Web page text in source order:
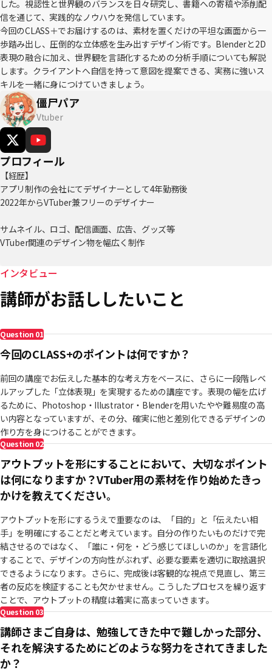
した。視認性と世界観のバランスを日々研究し、書籍への寄稿や添削配
信を通じて、実践的なノウハウを発信しています。
今回のCLASS＋でお届けするのは、素材を置くだけの平坦な画面から一
歩踏み出し、圧倒的な立体感を生み出すデザイン術です。Blenderと2D
表現の融合に加え、世界観を言語化するための分析手順についても解説
します。クライアントへ自信を持って意図を提案できる、実務に強いス
キルを一緒に身につけていきましょう。
僵尸パア
Vtuber
プロフィール
【経歴】
アプリ制作の会社にてデザイナーとして4年勤務後
2022年からVTuber兼フリーのデザイナー
サムネイル、ロゴ、配信画面、広告、グッズ等
VTuber関連のデザイン物を幅広く制作
【お取引実績企業様】
あ/ミリプロ
ゆにれいど!/すぺしゃりて/のりプロ/RK Music/Sony Music VEE など
インタビュー
講師がお話ししたいこと
Question 01
今回のCLASS+のポイントは何ですか？
前回の講座でお伝えした基本的な考え方をベースに、さらに一段階レベ
ルアップした「立体表現」を実現するための講座です。表現の幅を広げ
るために、Photoshop・Illustrator・Blenderを用いたやや難易度の高
い内容となっていますが、その分、確実に他と差別化できるデザインの
作り方を身につけることができます。
Question 02
アウトプットを形にすることにおいて、大切なポイント
は何になりますか？VTuber用の素材を作り始めたきっ
かけを教えてください。
アウトプットを形にするうえで重要なのは、「目的」と「伝えたい相
手」を明確にすることだと考えています。自分の作りたいものだけで完
結させるのではなく、「誰に・何を・どう感じてほしいのか」を言語化
することで、デザインの方向性がぶれず、必要な要素を適切に取捨選択
できるようになります。さらに、完成後は客観的な視点で見直し、第三
者の反応を検証することも欠かせません。こうしたプロセスを繰り返す
ことで、アウトプットの精度は着実に高まっていきます。
Question 03
講師さまご自身は、勉強してきた中で難しかった部分、
それを解決するためにどのような努力をされてきました
か？